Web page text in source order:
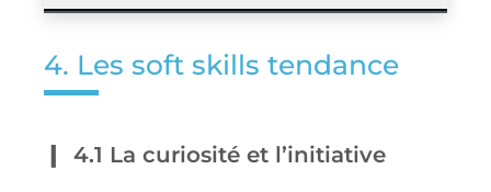
4. Les soft skills tendance
4.1 La curiosité et l’initiative